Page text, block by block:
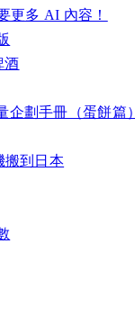
更多 AI 內容！
酒
企劃手冊（蛋餅篇）
搬到日本